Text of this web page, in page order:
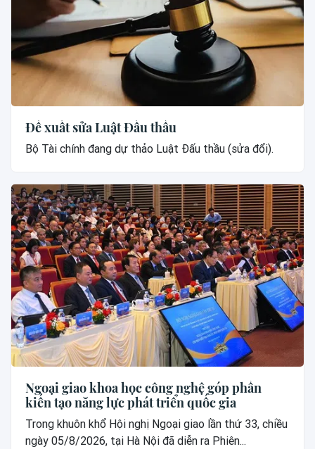
Đề xuất sửa Luật Đấu thầu
Bộ Tài chính đang dự thảo Luật Đấu thầu (sửa đổi).
Ngoại giao khoa học công nghệ góp phần
kiến tạo năng lực phát triển quốc gia
Trong khuôn khổ Hội nghị Ngoại giao lần thứ 33, chiều
ngày 05/8/2026, tại Hà Nội đã diễn ra Phiên...